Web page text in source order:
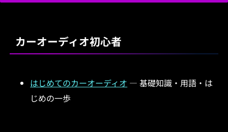
カーオーディオ初心者
はじめてのカーオーディオ — 基礎知識・用語・は
じめの一歩